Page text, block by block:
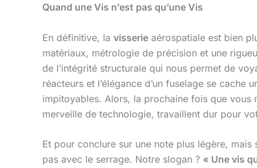
Quand une Vis n’est pas qu’une Vis
En définitive, la visserie aérospatiale est bien
matériaux, métrologie de précision et une
de l’intégrité structurale qui nous permet de
réacteurs et l’élégance d’un fuselage se
impitoyables. Alors, la prochaine fois que vous
merveille de technologie, travaillent dur pour
Et pour conclure sur une note plus légère,
pas avec le serrage. Notre slogan ? « Une vis